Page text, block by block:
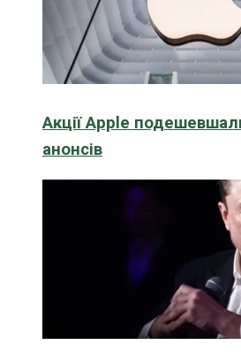
Акції Apple
анонсів